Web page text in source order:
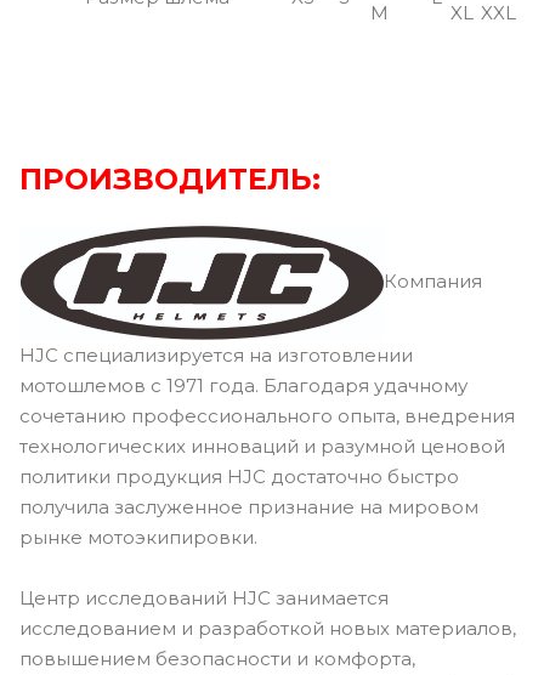
M XL XXL
ПРОИЗВОДИТЕЛЬ:
Компания
HJC специализируется на изготовлении
мотошлемов с 1971 года. Благодаря удачному
сочетанию профессионального опыта, внедрения
технологических инноваций и разумной ценовой
политики продукция HJC достаточно быстро
получила заслуженное признание на мировом
рынке мотоэкипировки.
Центр исследований HJC занимается
исследованием и разработкой новых материалов,
повышением безопасности и комфорта,